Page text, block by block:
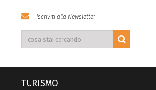
Iscriviti alla Newsletter
TURISMO